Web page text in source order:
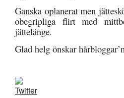
Ganska oplanerat men
obegripliga flirt med
jättelänge.
Glad helg önskar